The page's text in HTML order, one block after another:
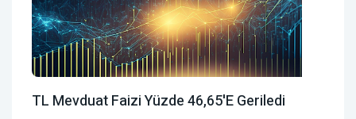
TL Mevduat Faizi Yüzde 46,65'e Geriledi